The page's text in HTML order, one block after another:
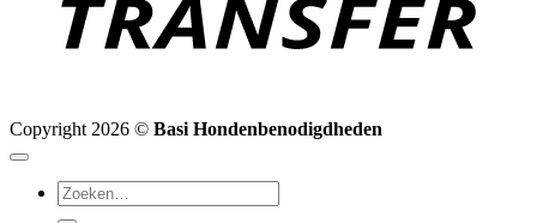
Copyright 2026 © Basi Hondenbenodigdheden
Zoeken
naar: